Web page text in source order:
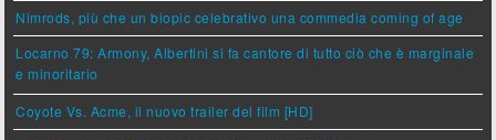
Nimrods, più che un biopic celebrativo una commedia coming of age
Locarno 79: Armony, Albertini si fa cantore di tutto ciò che è marginale
e minoritario
Coyote Vs. Acme, il nuovo trailer del film [HD]